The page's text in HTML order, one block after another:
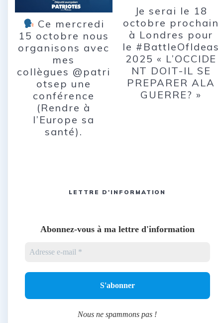
Ce mercredi
15 octobre nous
organisons avec
mes
collègues @patri
otsep une
conférence
(Rendre à
l’Europe sa
santé).
Je serai le 18
octobre prochain
à Londres pour
le #BattleOfIdeas
2025 « L’OCCIDE
NT DOIT-IL SE
PREPARER ALA
GUERRE? »
LETTRE D'INFORMATION
Abonnez-vous à ma lettre d'information
Nous ne spammons pas !